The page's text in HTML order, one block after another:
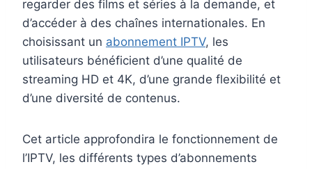
regarder des films et séries à la demande, et
d’accéder à des chaînes internationales. En
choisissant un abonnement IPTV, les
utilisateurs bénéficient d’une qualité de
streaming HD et 4K, d’une grande flexibilité et
d’une diversité de contenus.
Cet article approfondira le fonctionnement de
l’IPTV, les différents types d’abonnements